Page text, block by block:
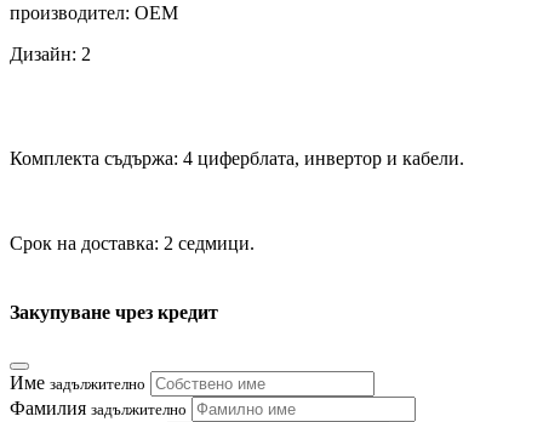
производител: OEM
Дизайн: 2
Комплекта съдържа: 4 циферблата, инвертор и кабели.
Срок на доставка: 2 седмици.
Закупуване чрез кредит
Име задължително
Фамилия задължително